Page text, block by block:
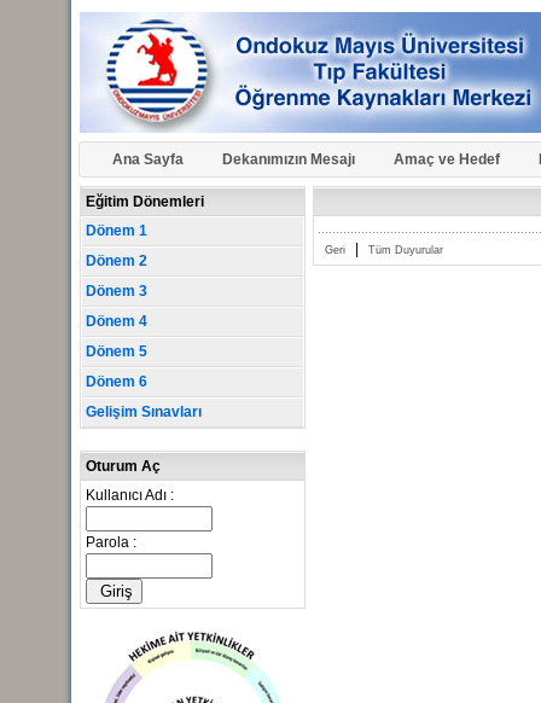
Ana Sayfa Dekanımızın Mesajı Amaç ve Hedef
Eğitim Dönemleri
Dönem 1
Dönem 2
Dönem 3
Dönem 4
Dönem 5
Dönem 6
Gelişim Sınavları
Oturum Aç
Kullanıcı Adı :
Parola :
Geri Tüm Duyurular